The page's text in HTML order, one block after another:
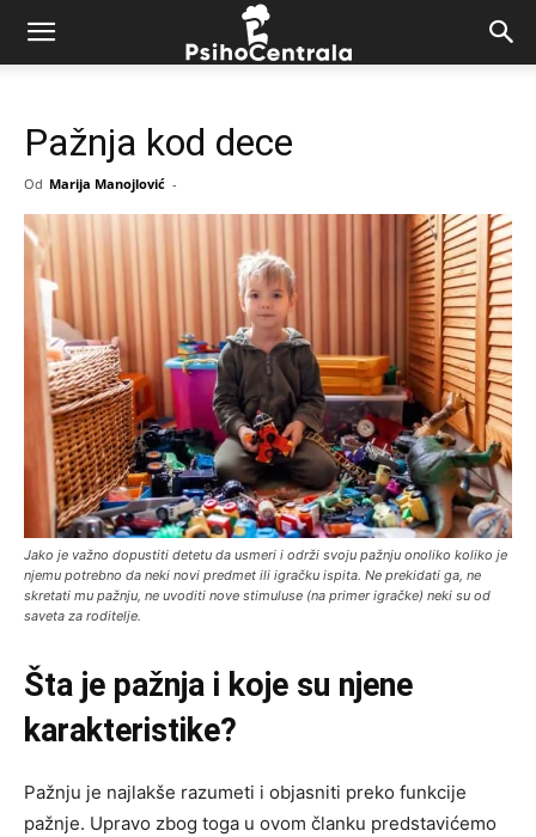
Pažnja kod dece
Od Marija Manojlović -
Jako je važno dopustiti detetu da usmeri i održi svoju pažnju onoliko koliko je
njemu potrebno da neki novi predmet ili igračku ispita. Ne prekidati ga, ne
skretati mu pažnju, ne uvoditi nove stimuluse (na primer igračke) neki su od
saveta za roditelje.
Šta je pažnja i koje su njene
karakteristike?
Pažnju je najlakše razumeti i objasniti preko funkcije
pažnje. Upravo zbog toga u ovom članku predstavićemo